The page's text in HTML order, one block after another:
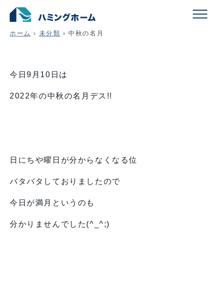
中秋の名月
ホーム › 未分類 › 中秋の名月
今日9月10日は
2022年の中秋の名月デス!!
日にちや曜日が分からなくなる位
バタバタしておりましたので
今日が満月というのも
分かりませんでした(^_^;)